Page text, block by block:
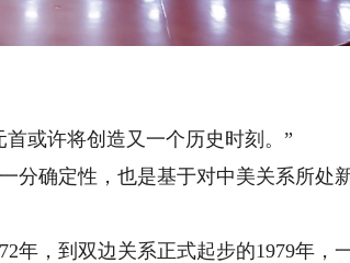
或许将创造又一个历史时刻。”
确定性，也是基于对中美关系所处
，到双边关系正式起步的1979年，